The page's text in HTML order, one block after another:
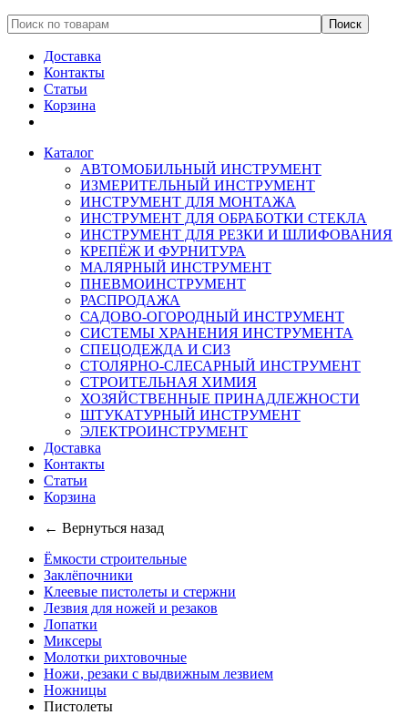
Доставка
Контакты
Статьи
Корзина
Каталог
АВТОМОБИЛЬНЫЙ ИНСТРУМЕНТ
ИЗМЕРИТЕЛЬНЫЙ ИНСТРУМЕНТ
ИНСТРУМЕНТ ДЛЯ МОНТАЖА
ИНСТРУМЕНТ ДЛЯ ОБРАБОТКИ СТЕКЛА
ИНСТРУМЕНТ ДЛЯ РЕЗКИ И ШЛИФОВАНИЯ
КРЕПЁЖ И ФУРНИТУРА
МАЛЯРНЫЙ ИНСТРУМЕНТ
ПНЕВМОИНСТРУМЕНТ
РАСПРОДАЖА
САДОВО-ОГОРОДНЫЙ ИНСТРУМЕНТ
СИСТЕМЫ ХРАНЕНИЯ ИНСТРУМЕНТА
СПЕЦОДЕЖДА И СИЗ
СТОЛЯРНО-СЛЕСАРНЫЙ ИНСТРУМЕНТ
СТРОИТЕЛЬНАЯ ХИМИЯ
ХОЗЯЙСТВЕННЫЕ ПРИНАДЛЕЖНОСТИ
ШТУКАТУРНЫЙ ИНСТРУМЕНТ
ЭЛЕКТРОИНСТРУМЕНТ
Доставка
Контакты
Статьи
Корзина
← Вернуться назад
Ёмкости строительные
Заклёпочники
Клеевые пистолеты и стержни
Лезвия для ножей и резаков
Лопатки
Миксеры
Молотки рихтовочные
Ножи, резаки с выдвижным лезвием
Ножницы
Пистолеты